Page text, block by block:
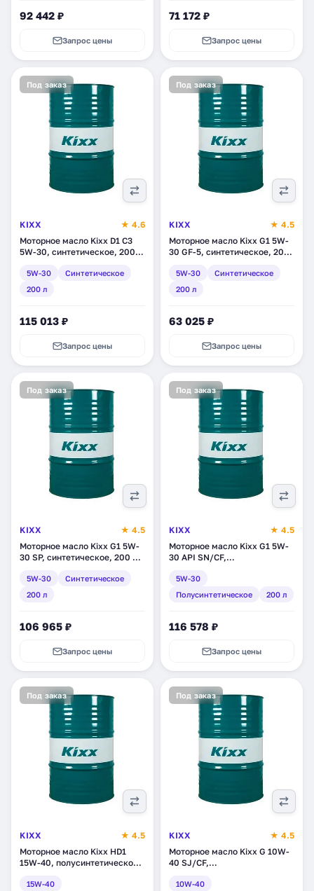
92 442 ₽
Запрос цены
71 172 ₽
Запрос цены
Под заказ
KIXX
★ 4.6
Моторное масло Kixx D1 C3
5W-30, синтетическое, 200 л
5W-30
Синтетическое
200 л
115 013 ₽
Запрос цены
Под заказ
KIXX
★ 4.5
Моторное масло Kixx G1 5W-
30 GF-5, синтетическое, 200
5W-30
Синтетическое
200 л
63 025 ₽
Запрос цены
Под заказ
KIXX
★ 4.5
Моторное масло Kixx G1 5W-
30 SP, синтетическое, 200 л
5W-30
Синтетическое
200 л
106 965 ₽
Запрос цены
Под заказ
KIXX
★ 4.5
Моторное масло Kixx G1 5W-
30 API SN/CF,
(L5310D01E1)
5W-30
Полусинтетическое
200 л
116 578 ₽
Запрос цены
Под заказ
KIXX
★ 4.5
Моторное масло Kixx HD1
15W-40, полусинтетическое,
15W-40
Под заказ
KIXX
★ 4.5
Моторное масло Kixx G 10W-
40 SJ/CF,
(L5318D01E1)
10W-40